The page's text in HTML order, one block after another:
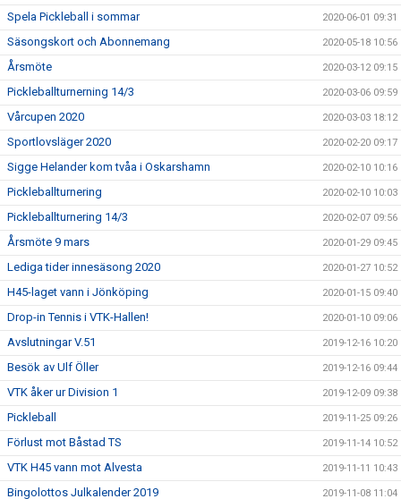
Spela Pickleball i sommar 2020-06-01 09:31
Säsongskort och Abonnemang 2020-05-18 10:56
Årsmöte 2020-03-12 09:15
Pickleballturnerning 14/3 2020-03-06 09:59
Vårcupen 2020 2020-03-03 18:12
Sportlovsläger 2020 2020-02-20 09:17
Sigge Helander kom tvåa i Oskarshamn 2020-02-10 10:16
Pickleballturnering 2020-02-10 10:03
Pickleballturnering 14/3 2020-02-07 09:56
Årsmöte 9 mars 2020-01-29 09:45
Lediga tider innesäsong 2020 2020-01-27 10:52
H45-laget vann i Jönköping 2020-01-15 09:40
Drop-in Tennis i VTK-Hallen! 2020-01-10 09:06
Avslutningar V.51 2019-12-16 10:20
Besök av Ulf Öller 2019-12-16 09:44
VTK åker ur Division 1 2019-12-09 09:38
Pickleball 2019-11-25 09:26
Förlust mot Båstad TS 2019-11-14 10:52
VTK H45 vann mot Alvesta 2019-11-11 10:43
Bingolottos Julkalender 2019 2019-11-08 11:04